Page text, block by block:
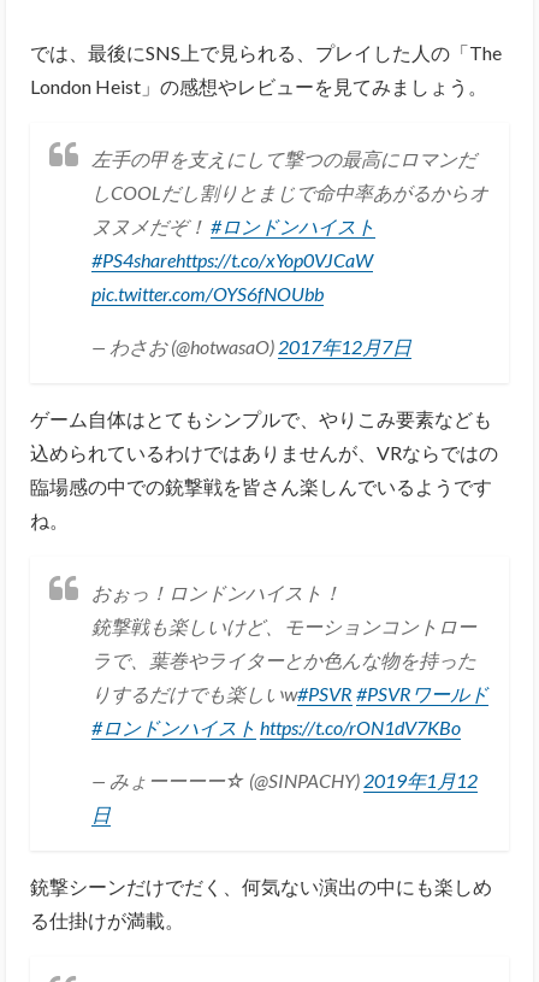
では、最後にSNS上で見られる、プレイした人の「The
London Heist」の感想やレビューを見てみましょう。
左手の甲を支えにして撃つの最高にロマンだ
しCOOLだし割りとまじで命中率あがるからオ
ヌヌメだぞ！#ロンドンハイスト
#PS4sharehttps://t.co/xYop0VJCaW
pic.twitter.com/OYS6fNOUbb
— わさお (@hotwasaO) 2017年12月7日
ゲーム自体はとてもシンプルで、やりこみ要素なども
込められているわけではありませんが、VRならではの
臨場感の中での銃撃戦を皆さん楽しんでいるようです
ね。
おぉっ！ロンドンハイスト！
銃撃戦も楽しいけど、モーションコントロー
ラで、葉巻やライターとか色んな物を持った
りするだけでも楽しいw#PSVR #PSVRワールド
#ロンドンハイスト https://t.co/rON1dV7KBo
— みょーーーー☆ (@SINPACHY) 2019年1月12
日
銃撃シーンだけでだく、何気ない演出の中にも楽しめ
る仕掛けが満載。